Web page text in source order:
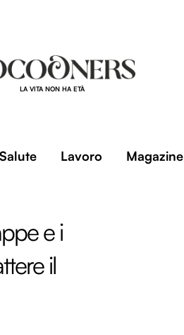
LA VITA NON HA ETÀ
Salute Lavoro Magazine
e i
il